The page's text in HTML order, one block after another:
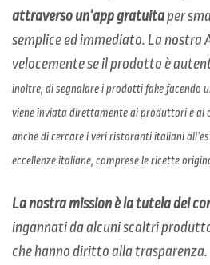
attraverso un’app gratuitaper
semplice ed immediato. La nostra
velocemente se il prodotto è
inoltre, di segnalare i prodotti fake facendo
viene inviata direttamente ai produttori e ai
anche di cercare i veri ristoranti italiani
eccellenze italiane, comprese le ricette
La nostra mission è la tutela dei
ingannati da alcuni scaltri
che hanno diritto alla trasparenza.